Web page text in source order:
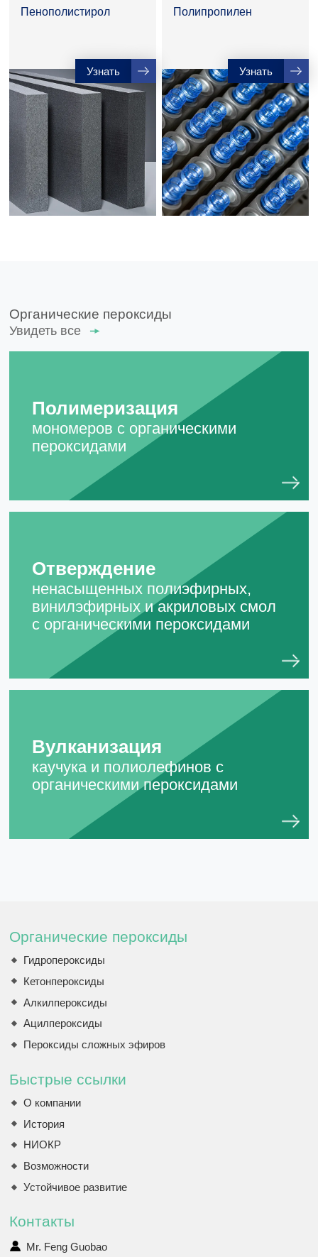
Пенополистирол
Узнать
Полипропилен
Узнать
Органические пероксиды
Увидеть все
Полимеризация
мономеров с органическими
пероксидами
Отверждение
ненасыщенных полиэфирных,
винилэфирных и акриловых смол
с органическими пероксидами
Вулканизация
каучука и полиолефинов с
органическими пероксидами
Органические пероксиды
Гидропероксиды
Кетонпероксиды
Алкилпероксиды
Ацилпероксиды
Пероксиды сложных эфиров
Быстрые ссылки
О компании
История
НИОКР
Возможности
Устойчивое развитие
Контакты
Mr. Feng Guobao